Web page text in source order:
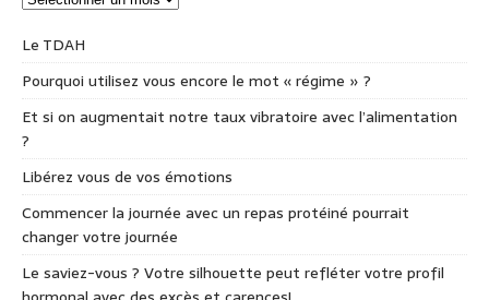
Le TDAH
Pourquoi utilisez vous encore le mot « régime » ?
Et si on augmentait notre taux vibratoire avec l’alimentation
?
Libérez vous de vos émotions
Commencer la journée avec un repas protéiné pourrait
changer votre journée
Le saviez-vous ? Votre silhouette peut refléter votre profil